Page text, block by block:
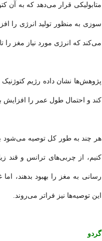
متابولیکی قرار می‌دهد که به
سوزی به منظور تولید انرژی را
می‌کند که انرژی مورد نیاز مغز را
پژوهش‌ها نشان داده رژیم کتوژنیک
کند و احتمال طول عمر را افزایش
هر چند به طور کل توصیه می‌شود
کنیم، از چربی‌های ترانس و قند
رسانی به مغز را بهبود بدهند،
این توصیه‌ها نیز فراتر می‌روند.
گردو